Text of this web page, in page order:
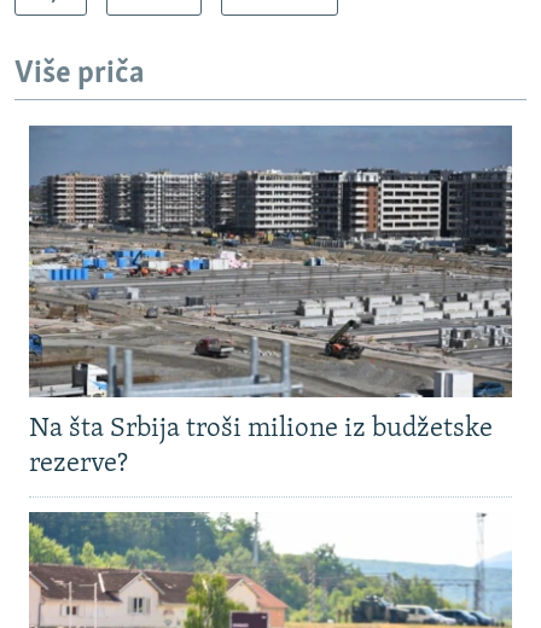
Više priča
Na šta Srbija troši milione iz budžetske
rezerve?